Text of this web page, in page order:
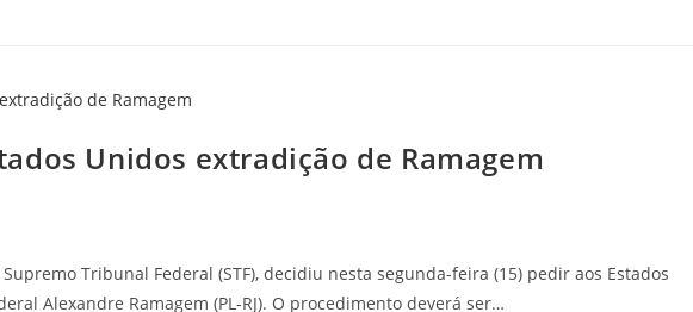
Unidos extradição de Ramagem
Tribunal Federal (STF), decidiu nesta segunda-feira (15) pedir aos Estados
Alexandre Ramagem (PL-RJ). O procedimento deverá ser…